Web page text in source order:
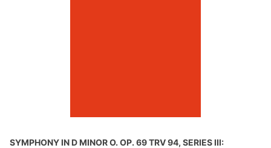
SYMPHONY IN D MINOR O. OP. 69 TRV 94, SERIES III: